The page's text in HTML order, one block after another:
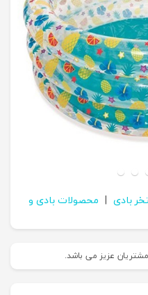
بادی | محصولات بادی و
عزیز می باشد.